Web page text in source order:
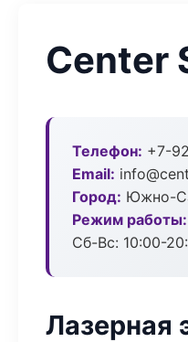
Center
Телефон: +7-
Email:
Город: Южно-
Режим работы:
Сб-Вс: 10:00-
Лазерная